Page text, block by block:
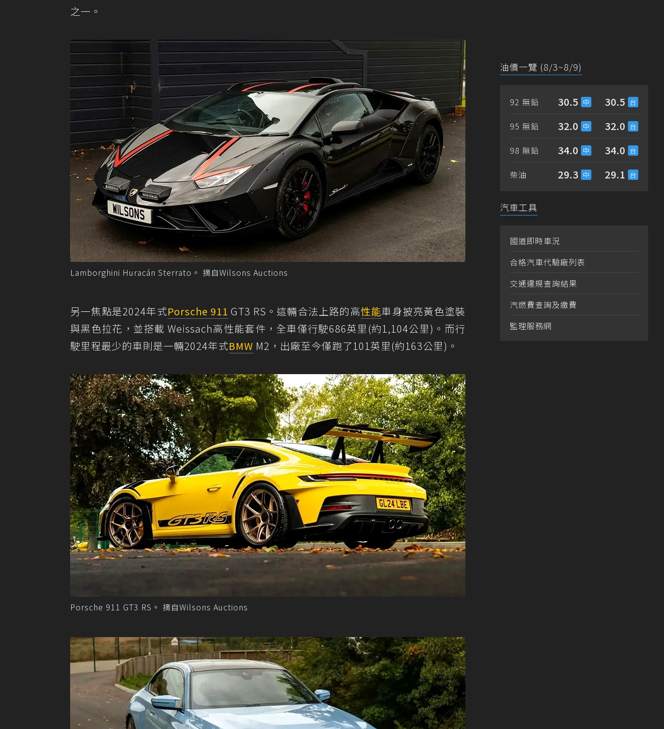
之一。
Lamborghini Huracán Sterrato。 摘自Wilsons Auctions
另一焦點是2024年式Porsche 911 GT3 RS。這輛合法上路的高性能車身披亮黃色塗裝
與黑色拉花，並搭載 Weissach高性能套件，全車僅行駛686英里(約1,104公里)。而行
駛里程最少的車則是一輛2024年式BMW M2，出廠至今僅跑了101英里(約163公里)。
Porsche 911 GT3 RS。 摘自Wilsons Auctions
油價一覽 (8/3~8/9)
92 無鉛 30.5 30.5
95 無鉛 32.0 32.0
98 無鉛 34.0 34.0
柴油 29.3 29.1
汽車工具
國道即時車況
合格汽車代驗廠列表
交通違規查詢結果
汽燃費查詢及繳費
監理服務網